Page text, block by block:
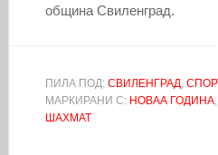
община Свиленград.
ПИЛА ПОД: СВИЛЕНГРАД,
МАРКИРАНИ С: НОВАА ГОДИНА,
ШАХМАТ